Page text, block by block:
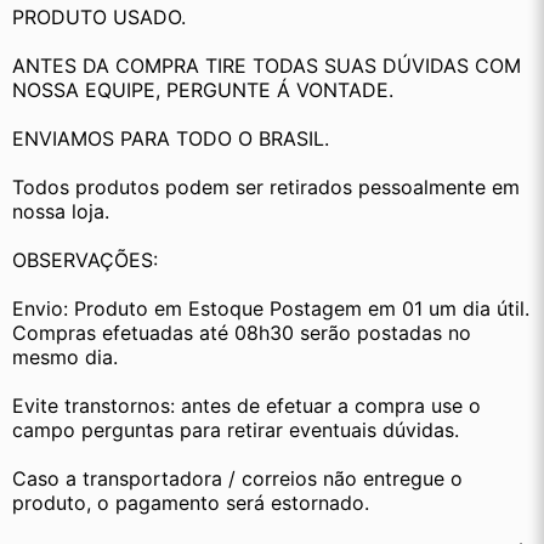
PRODUTO USADO.
ANTES DA COMPRA TIRE TODAS SUAS DÚVIDAS COM
NOSSA EQUIPE, PERGUNTE Á VONTADE.
ENVIAMOS PARA TODO O BRASIL.
Todos produtos podem ser retirados pessoalmente em
nossa loja.
OBSERVAÇÕES:
Envio: Produto em Estoque Postagem em 01 um dia útil.
Compras efetuadas até 08h30 serão postadas no
mesmo dia.
Evite transtornos: antes de efetuar a compra use o
campo perguntas para retirar eventuais dúvidas.
Caso a transportadora / correios não entregue o
produto, o pagamento será estornado.